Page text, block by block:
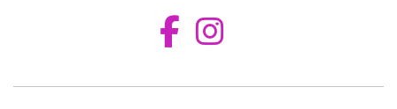
Aceder ao